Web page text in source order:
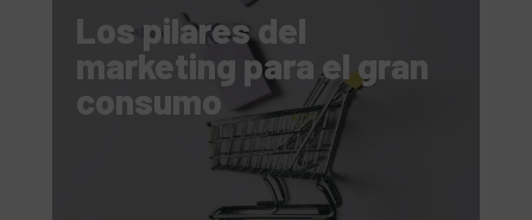
Los pilares del
marketing para el gran
consumo